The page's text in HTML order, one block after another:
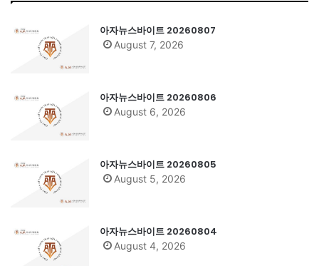
아자뉴스바이트 20260807
August 7, 2026
아자뉴스바이트 20260806
August 6, 2026
아자뉴스바이트 20260805
August 5, 2026
아자뉴스바이트 20260804
August 4, 2026